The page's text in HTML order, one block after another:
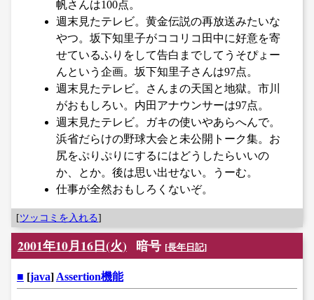
帆さんは100点。
週末見たテレビ。黄金伝説の再放送みたいな
やつ。坂下知里子がココリコ田中に好意を寄
せているふりをして告白までしてうそぴょー
んという企画。坂下知里子さんは97点。
週末見たテレビ。さんまの天国と地獄。市川
がおもしろい。内田アナウンサーは97点。
週末見たテレビ。ガキの使いやあらへんで。
浜省だらけの野球大会と未公開トーク集。お
尻をぷりぷりにするにはどうしたらいいの
か、とか。後は思い出せない。うーむ。
仕事が全然おもしろくないぞ。
[ツッコミを入れる]
2001年10月16日(火) 暗号 [長年日記]
■ [java] Assertion機能